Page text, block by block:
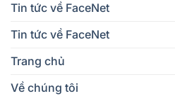
Tin tức về FaceNet
Tin tức về FaceNet
Trang chủ
Về chúng tôi